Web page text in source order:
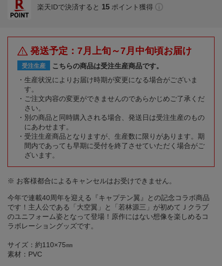
楽天IDで決済すると 15 ポイント獲得
発送予定：7月上旬～7月中旬頃お届け
受注生産
こちらの商品は受注生産商品です。
生産状況によりお届け時期が変更になる場合がございま
す。
ご注文内容の変更ができませんのであらかじめご了承くだ
さい。
別の商品と同時購入される場合、発送日は受注生産のもの
にあわせます。
受注生産商品となりますが、生産数に限りがあります。期
間内であっても早期に受付を終了させていただく場合がご
ざいます。
※ お客様都合によるキャンセルはお受けできません。
今年で連載40周年を迎える『キャプテン翼』との記念コラボ商品
です！主人公である「大空翼」と「若林源三」が初めてＪクラブ
のユニフォーム姿となって登場！原作にはない想像を楽しめるコ
ラボレーショングッズです。
サイズ：約110×75㎜
素材：PVC